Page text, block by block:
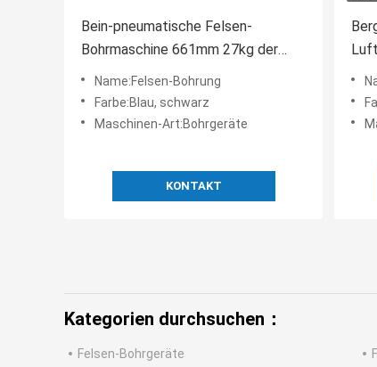
Bein-pneumatische Felsen-
Bohrmaschine 661mm 27kg der
Tunnelbau-Luft-YT24
Name:Felsen-Bohrung
Farbe:Blau, schwarz
Maschinen-Art:Bohrgeräte
KONTAKT
Kategorien durchsuchen：
Felsen-Bohrgeräte